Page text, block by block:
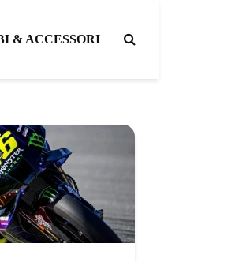
& ACCESSORI